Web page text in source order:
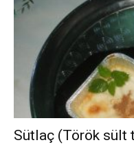
Sütlaç (Török sült